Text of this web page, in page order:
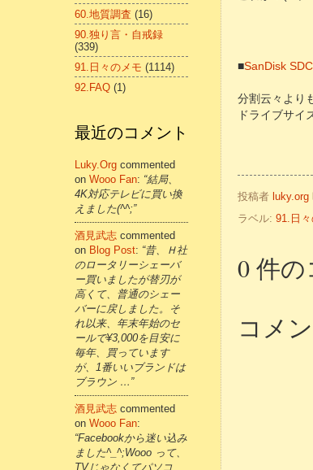
■SanDisk
分割云々より
ドライブサイ
投稿者 luky.org
ラベル: 91.日
0 件
コメ
60.地質調査 (16)
90.独り言・自戒録
(339)
91.日々のメモ (1114)
92.FAQ (1)
最近のコメント
Luky.org commented
on Wooo Fan: “結局、
4K対応テレビに買い換
えました(^^;”
酒見武志 commented
on Blog Post: “昔、Ｈ社
のロータリーシェーバ
ー買いましたが替刃が
高くて、普通のシェー
バーに戻しました。そ
れ以来、年末年始のセ
ールで¥3,000を目安に
毎年、買っています
が、1番いいブランドは
ブラウン …”
酒見武志 commented
on Wooo Fan:
“Facebookから迷い込み
ました^_^;Wooo って、
TVじゃなくてパソコ